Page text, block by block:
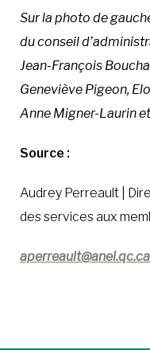
Sur la photo de
du conseil
Jean-François
Geneviève Pigeon,
Anne Migner-Laurin
Source :
Audrey Perreault |
des services aux
aperreault@anel.qc.ca